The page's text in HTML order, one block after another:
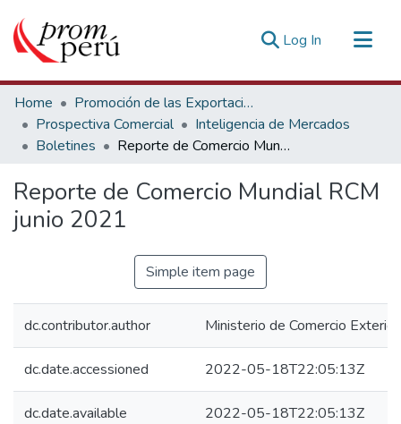
Log In (current)
Communities & Collections
All of DSpace
Statistics
Home
Promoción de las Exportaciones
Prospectiva Comercial
Inteligencia de Mercados
Boletines
Reporte de Comercio Mundial RCM junio 2021
Reporte de Comercio Mundial RCM
junio 2021
Simple item page
dc.contributor.author Ministerio de Comercio
dc.date.accessioned 2022-05-18T22:05:13Z
dc.date.available 2022-05-18T22:05:13Z